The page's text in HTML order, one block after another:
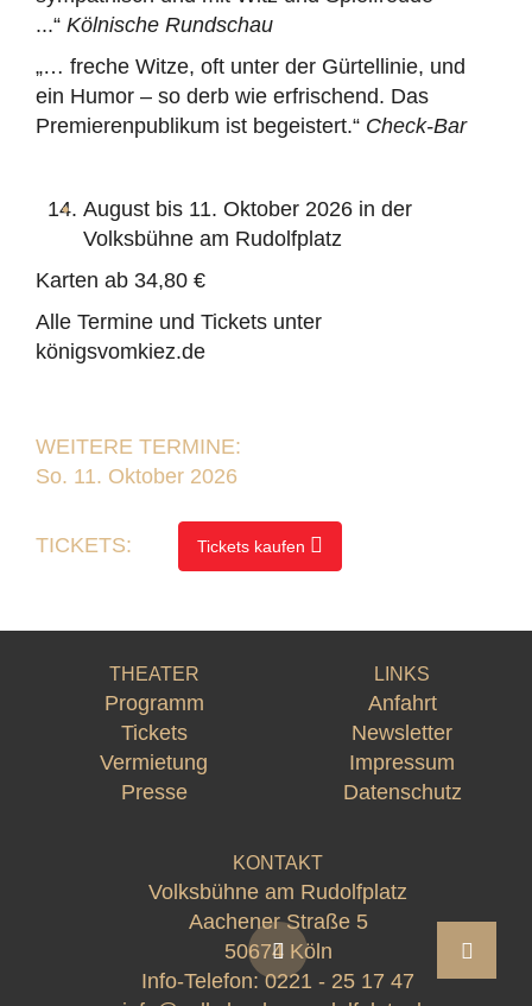
...“ Kölnische Rundschau
„… freche Witze, oft unter der Gürtellinie, und
ein Humor – so derb wie erfrischend. Das
Premierenpublikum ist begeistert.“ Check-Bar
August bis 11. Oktober 2026 in der
Volksbühne am Rudolfplatz
Karten ab 34,80 €
Alle Termine und Tickets unter
königsvomkiez.de
WEITERE TERMINE:
So. 11. Oktober 2026
TICKETS: Tickets kaufen
THEATER
Programm
Tickets
Vermietung
Presse
LINKS
Anfahrt
Newsletter
Impressum
Datenschutz
KONTAKT
Volksbühne am Rudolfplatz
Aachener Straße 5
50674 Köln
Info-Telefon:0221 - 25 17 47